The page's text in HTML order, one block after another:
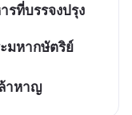
รที่บรรจงปรุง
มหากษัตริย์
าหาญ